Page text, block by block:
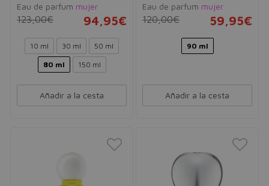
Eau de parfum mujer
123,00€ 94,95€
10 ml 30 ml 50 ml
80 ml 150 ml
Añadir a la cesta
Eau de parfum mujer
120,00€ 59,95€
90 ml
Añadir a la cesta